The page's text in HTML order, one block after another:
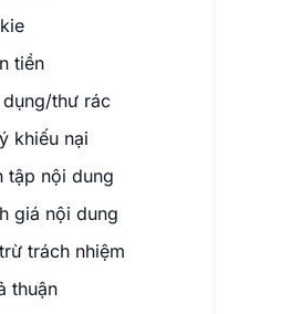
tiền
dụng/thư rác
khiếu nại
tập nội dung
giá nội dung
trách nhiệm
thuận